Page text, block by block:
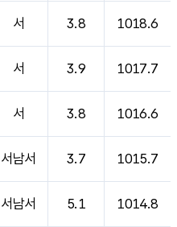
서 3.8 1018.6
서 3.9 1017.7
서 3.8 1016.6
서남서 3.7 1015.7
서남서 5.1 1014.8